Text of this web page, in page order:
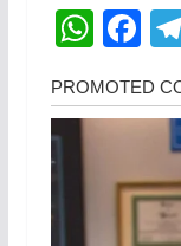
W
h
at
s
A
F
a
c
e
b
o